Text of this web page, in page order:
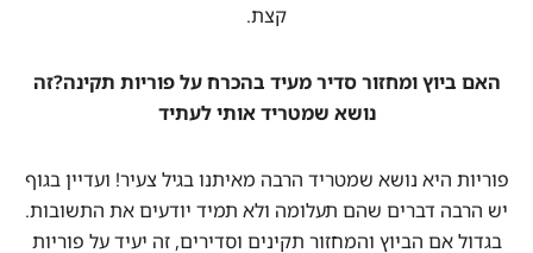
קצת.
האם ביוץ ומחזור סדיר מעיד בהכרח על פוריות תקינה?זה
נושא שמטריד אותי לעתיד
פוריות היא נושא שמטריד הרבה מאיתנו בגיל צעיר! ועדיין בגוף
יש הרבה דברים שהם תעלומה ולא תמיד יודעים את התשובות.
בגדול אם הביוץ והמחזור תקינים וסדירים, זה יעיד על פוריות